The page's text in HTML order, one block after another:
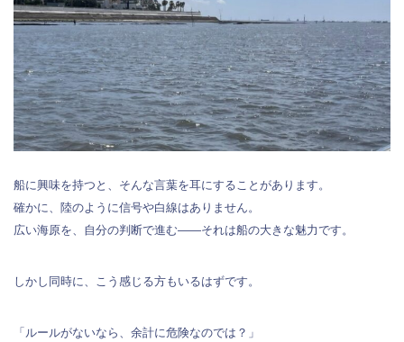
船に興味を持つと、そんな言葉を耳にすることがあります。
確かに、陸のように信号や白線はありません。
広い海原を、自分の判断で進む――それは船の大きな魅力です。
しかし同時に、こう感じる方もいるはずです。
「ルールがないなら、余計に危険なのでは？」